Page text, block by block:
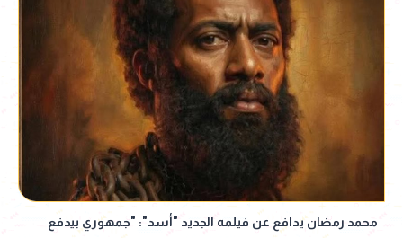
محمد رمضان يدافع عن فيلمه الجديد "أسد": "جمهوري بيدفع